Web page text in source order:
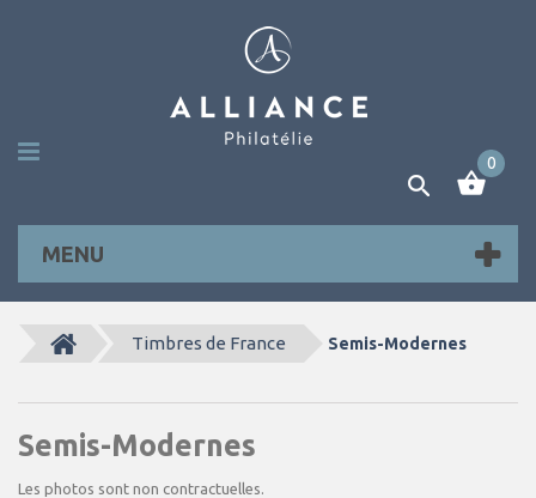
0
MENU
Timbres de France Semis-Modernes
Semis-Modernes
Les photos sont non contractuelles.